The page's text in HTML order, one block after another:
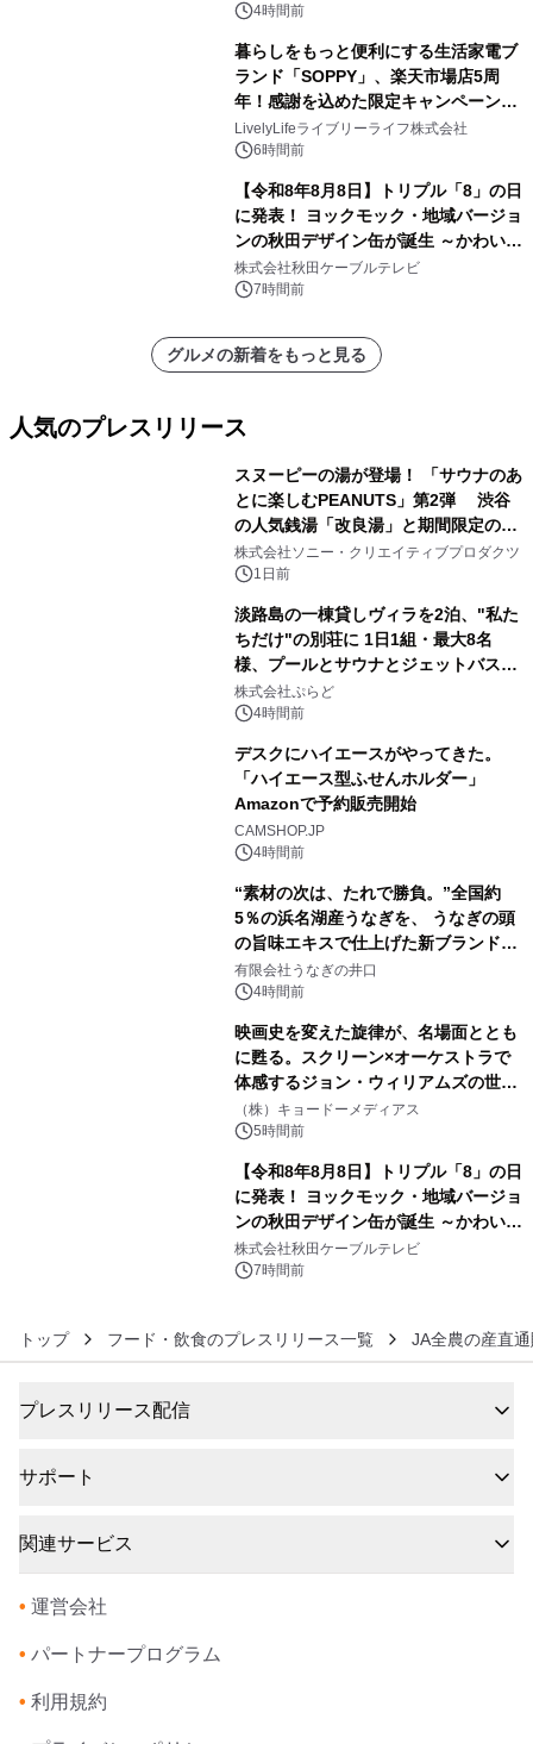
4時間前
暮らしをもっと便利にする生活家電ブ
ランド「SOPPY」、楽天市場店5周
年！感謝を込めた限定キャンペーンを
8月10日より開催
LivelyLifeライブリーライフ株式会社
6時間前
【令和8年8月8日】トリプル「8」の日
に発表！ ヨックモック・地域バージョ
ンの秋田デザイン缶が誕生 ～かわいい
秋田犬の子犬と秋田の四季と名所を巡
るパッケージ～ 9月1日(火)秋田県内で
株式会社秋田ケーブルテレビ
7時間前
グルメの新着をもっと見る
人気のプレスリリース
スヌーピーの湯が登場！ 「サウナのあ
とに楽しむPEANUTS」第2弾 渋谷
の人気銭湯「改良湯」と期間限定のコ
ラボレーション サウナイキタイコラ
ボグッズも発売決定！
株式会社ソニー・クリエイティブプロダクツ
1日前
淡路島の一棟貸しヴィラを2泊、"私た
ちだけ"の別荘に 1日1組・最大8名
様、プールとサウナとジェットバス付
きで Villa Mon Temps AWAJIの連泊
素泊りプラン
株式会社ぷらど
4時間前
デスクにハイエースがやってきた。
「ハイエース型ふせんホルダー」
Amazonで予約販売開始
CAMSHOP.JP
4時間前
“素材の次は、たれで勝負。”全国約
5％の浜名湖産うなぎを、 うなぎの頭
の旨味エキスで仕上げた新ブランド
「井口の誉」誕生
有限会社うなぎの井口
4時間前
映画史を変えた旋律が、名場面ととも
に甦る。スクリーン×オーケストラで
体感するジョン・ウィリアムズの世
界。ジョン・ウィリアムズ：シネマ・
スペクタキュラー・コンサート 開催決
定！
（株）キョードーメディアス
5時間前
【令和8年8月8日】トリプル「8」の日
に発表！ ヨックモック・地域バージョ
ンの秋田デザイン缶が誕生 ～かわいい
秋田犬の子犬と秋田の四季と名所を巡
るパッケージ～ 9月1日(火)秋田県内で
株式会社秋田ケーブルテレビ
7時間前
トップ フード・飲食のプレスリリース一覧 JA全農の産直
プレスリリース配信
サポート
関連サービス
• 運営会社
• パートナープログラム
• 利用規約